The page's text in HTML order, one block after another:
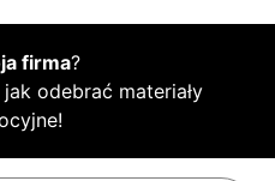
firma?
odebrać materiały